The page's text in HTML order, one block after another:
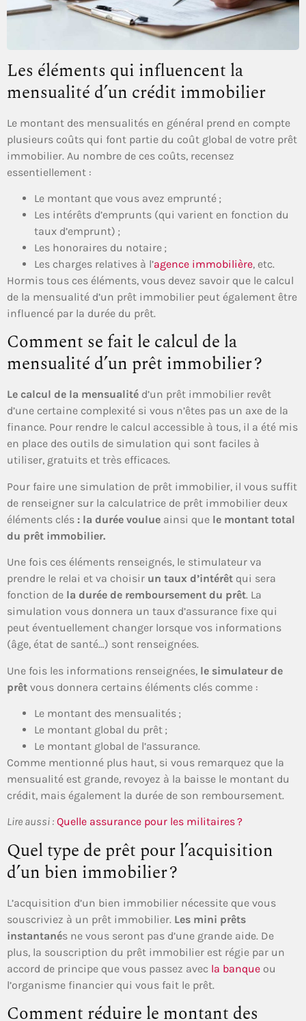
Les éléments qui influencent la
mensualité d’un crédit immobilier
Le montant des mensualités en général prend en compte
plusieurs coûts qui font partie du coût global de votre prêt
immobilier. Au nombre de ces coûts, recensez
essentiellement :
Le montant que vous avez emprunté ;
Les intérêts d’emprunts (qui varient en fonction du
taux d’emprunt) ;
Les honoraires du notaire ;
Les charges relatives à l’agence immobilière, etc.
Hormis tous ces éléments, vous devez savoir que le calcul
de la mensualité d’un prêt immobilier peut également être
influencé par la durée du prêt.
Comment se fait le calcul de la
mensualité d’un prêt immobilier ?
Le calcul de la mensualité d’un prêt immobilier revêt
d’une certaine complexité si vous n’êtes pas un axe de la
finance. Pour rendre le calcul accessible à tous, il a été mis
en place des outils de simulation qui sont faciles à
utiliser, gratuits et très efficaces.
Pour faire une simulation de prêt immobilier, il vous suffit
de renseigner sur la calculatrice de prêt immobilier deux
éléments clés : la durée voulue ainsi que le montant total
du prêt immobilier.
Une fois ces éléments renseignés, le stimulateur va
prendre le relai et va choisir un taux d’intérêt qui sera
fonction de la durée de remboursement du prêt. La
simulation vous donnera un taux d’assurance fixe qui
peut éventuellement changer lorsque vos informations
(âge, état de santé…) sont renseignées.
Une fois les informations renseignées, le simulateur de
prêt vous donnera certains éléments clés comme :
Le montant des mensualités ;
Le montant global du prêt ;
Le montant global de l’assurance.
Comme mentionné plus haut, si vous remarquez que la
mensualité est grande, revoyez à la baisse le montant du
crédit, mais également la durée de son remboursement.
Lire aussi : Quelle assurance pour les militaires ?
Quel type de prêt pour l’acquisition
d’un bien immobilier ?
L’acquisition d’un bien immobilier nécessite que vous
souscriviez à un prêt immobilier. Les mini prêts
instantanés ne vous seront pas d’une grande aide. De
plus, la souscription du prêt immobilier est régie par un
accord de principe que vous passez avec la banque ou
l’organisme financier qui vous fait le prêt.
Comment réduire le montant des